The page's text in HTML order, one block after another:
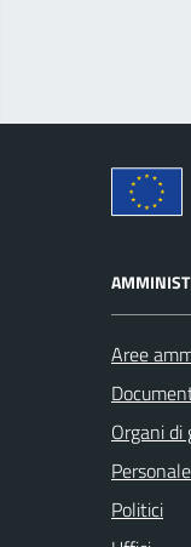
Aree
Organi di
Politici